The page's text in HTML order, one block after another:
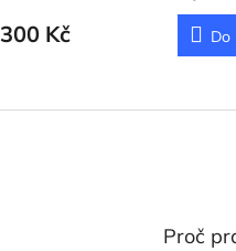
300 Kč Do
Proč